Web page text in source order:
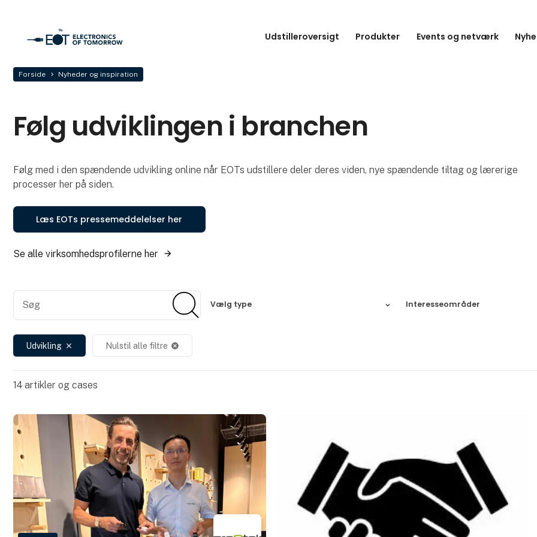
Udstilleroversigt Produkter Events og netværk
Forside Nyheder og inspiration
Følg udviklingen i branchen
Følg med i den spændende udvikling online når EOTs udstillere deler deres viden, nye spændende tiltag og lærerige
processer her på siden.
Læs EOTs pressemeddelelser her
Se alle virksomhedsprofilerne her
Søg
Vælg type Interesseområder
Udvikling close Nulstil alle filtre cancel
14artikler og cases